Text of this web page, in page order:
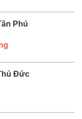
Phú
Đức